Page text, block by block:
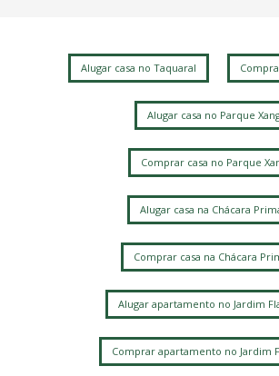
Parque Taquaral
Ville Sainte Hélène
Jardim Bela Vista
Loteamento Residencial Pedra Alta
Parque das Flores
Jardim Santa
Bairro das Palmeiras
Cambui
Parque
Jardim das Paineiras
Barao Geraldo
Jardim Santa Genebra
Jardim Leonor
Jardim Alto da Barra
Chácara Bela
Alphaville Dom Pedro 3
Parque
Loteamento Mont Blanc Residence
Loteamento Caminhos de São Conrado
Alugar casa no Taquaral
Alugar casa no Parque
Comprar casa no Parque
Alugar casa na Chácara
Comprar casa na Chácara
Alugar apartamento no Jardim
Comprar apartamento no Jardim